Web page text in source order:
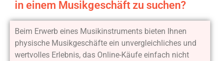
in einem Musikgeschäft zu suchen?
Beim Erwerb eines Musikinstruments bieten Ihnen
physische Musikgeschäfte ein unvergleichliches und
wertvolles Erlebnis, das Online-Käufe einfach nicht